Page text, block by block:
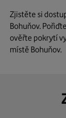
Zjistěte si
Bohuňov.
ověřte pokrytí
místě Bohuňov.